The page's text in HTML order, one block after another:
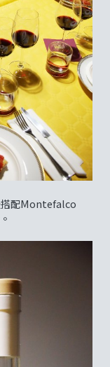
配Montefalco